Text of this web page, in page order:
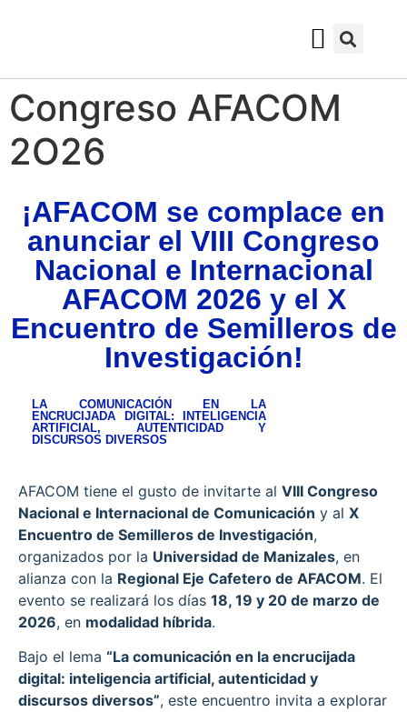
Congreso AFACOM
2O26
¡AFACOM se complace en
anunciar el VIII Congreso
Nacional e Internacional
AFACOM 2026 y el X
Encuentro de Semilleros de
Investigación!
LA COMUNICACIÓN EN LA
ENCRUCIJADA DIGITAL: INTELIGENCIA
ARTIFICIAL, AUTENTICIDAD Y
DISCURSOS DIVERSOS
AFACOM tiene el gusto de invitarte al VIII Congreso
Nacional e Internacional de Comunicación y al X
Encuentro de Semilleros de Investigación,
organizados por la Universidad de Manizales, en
alianza con la Regional Eje Cafetero de AFACOM. El
evento se realizará los días 18, 19 y 20 de marzo de
2026, en modalidad híbrida.
Bajo el lema “La comunicación en la encrucijada
digital: inteligencia artificial, autenticidad y
discursos diversos”, este encuentro invita a explorar